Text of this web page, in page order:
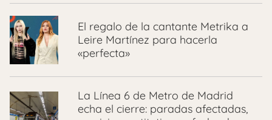
El regalo de la cantante Metrika a
Leire Martínez para hacerla
«perfecta»
La Línea 6 de Metro de Madrid
echa el cierre: paradas afectadas,